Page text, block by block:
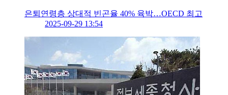
은퇴연령층 상대적 빈곤율 40% 육박…OECD 최고
2025-09-29 13:54